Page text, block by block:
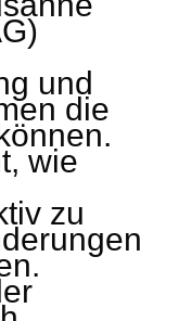
und
die
wie
zu